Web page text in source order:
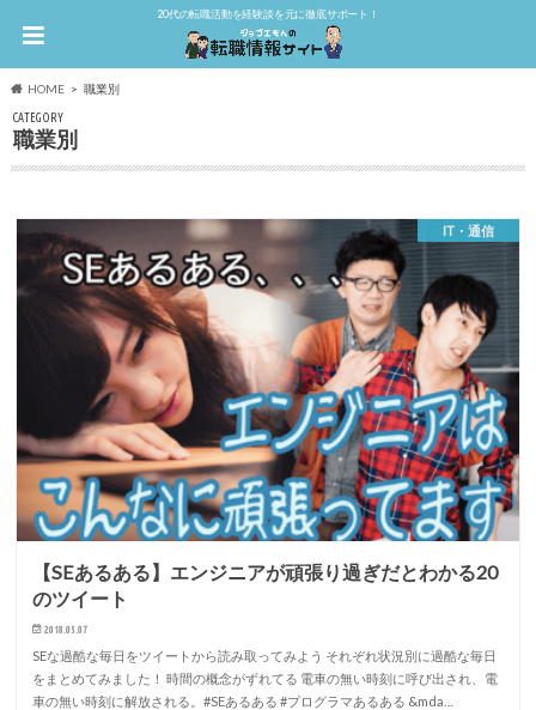
20代の転職活動を経験談を元に徹底サポート！
HOME 職業別
CATEGORY
職業別
IT・通信
【SEあるある】エンジニアが頑張り過ぎだとわかる20
のツイート
2018.05.07
SEな過酷な毎日をツイートから読み取ってみよう それぞれ状況別に過酷な毎日
をまとめてみました！ 時間の概念がずれてる 電車の無い時刻に呼び出され、電
車の無い時刻に解放される。#SEあるある #プログラマあるある &mda…